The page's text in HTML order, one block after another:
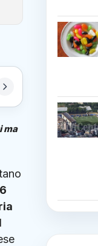
ma